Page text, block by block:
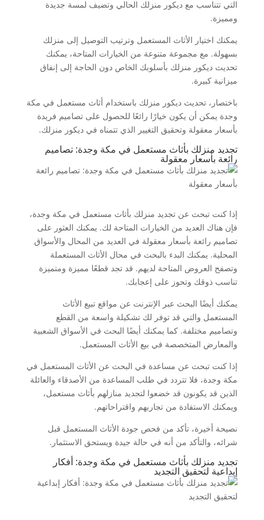
التي تتناسب مع ديكور منزلك الحالي وتضيف لمسة جديدة
ومميزة.
يمكنك اختيار الأثاث المستعمل وترتيب التوصيل إلى منزلك
بسهولة. مع مجموعة متنوعة من الخيارات المتاحة، يمكنك
تحديث ديكور منزلك بأسلوبك الخاص دون الحاجة إلى إنفاق
ميزانية كبيرة.
باختصار، تحديث ديكور منزلك باستخدام أثاث مستعمل في مكة
وجدة يمكن أن يكون خيارًا رائعًا للحصول على تصاميم فريدة
بأسعار معقولة وتحقيق التغيير الذي تتمناه في ديكور منزلك.
تجديد منزلك بأثاث مستعمل في مكة وجدة: تصاميم
رائعة بأسعار معقولة
إذا كنت تبحث عن تجديد منزلك بأثاث مستعمل في مكة وجدة،
فإن هناك العديد من الخيارات المتاحة لك. يمكنك العثور على
تصاميم رائعة بأسعار معقولة في العديد من المحال والأسواق
المحلية. يمكنك البدء بالبحث في محال الأثاث المستعملة
وتصفح العروض المتاحة لديهم. قد تجد قطعًا مميزة ومتميزة
تناسب ذوقك وتحوز على إعجابك.
يمكنك أيضًا البحث عبر الإنترنت عن مواقع تبيع الأثاث
المستعمل والتي قد توفر لك تشكيلة واسعة من القطع
وتصاميم مختلفة. كما يمكنك أيضًا البحث في الأسواق الشعبية
والمعارض المتخصصة في بيع الأثاث المستعمل.
إذا كنت تبحث عن مساعدة في البحث عن الأثاث المستعمل في
مكة وجدة، فلا تتردد في طلب المساعدة من الأصدقاء والعائلة
الذين قد يكونون قد خضعوا لتجديد منازلهم بأثاث مستعمل،
ويمكنك الاستفادة من تجاربهم واقتراحاتهم.
نصيحة أخيرة، تأكد من فحص جودة الأثاث المستعمل قبل
شرائه، والتأكد من أنه في حالة جيدة ويستحق الاستثمار.
تجديد منزلك بأثاث مستعمل في مكة وجدة: أفكار
إبداعية لتحقيق التجديد